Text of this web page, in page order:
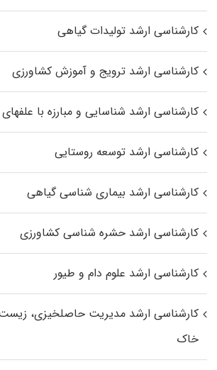
کارشناسی ارشد تولیدات گیاهی
کارشناسی ارشد ترویج و آموزش کشاورزی
کارشناسی ارشد شناسایی و مبارزه با
کارشناسی ارشد توسعه روستایی
کارشناسی ارشد بیماری‌ شناسی گیاهی
کارشناسی ارشد حشره‌ شناسی کشاورزی
کارشناسی ارشد علوم دام و طیور
کارشناسی ارشد مدیریت حاصلخیزی، زیست
خاک